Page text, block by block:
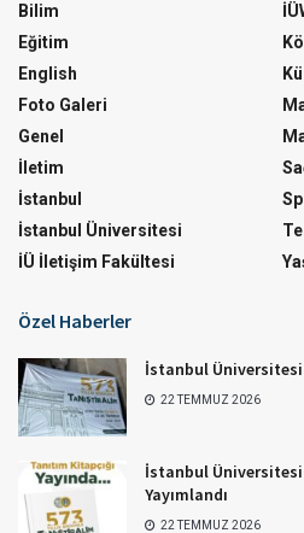
Bilim
Eğitim
English
Foto Galeri
Genel
İletim
İstanbul
İstanbul Üniversitesi
İÜ İletişim Fakültesi
Özel Haberler
İstanbul Üniversitesi
22 TEMMUZ 2026
İstanbul Üniversitesi
Yayımlandı
22 TEMMUZ 2026